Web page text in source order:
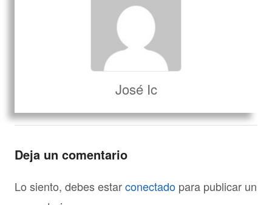
José Ic
Deja un comentario
Lo siento, debes estarconectado para publicar un